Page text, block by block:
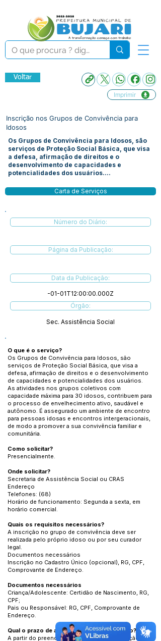
Voltar
Imprimir
Inscrição nos Grupos de Convivência para
Idosos
Os Grupos de Convivência para Idosos, são
serviços de Proteção Social Básica, que visa
a defesa, afirmação de direitos e o
desenvolvimento de capacidades e
potencialidades dos usuários....
Carta de Serviços
Número do Diário:
Página da Publicação:
Data da Publicação:
-01-01T12:00:00.000Z
Órgão:
Sec. Assistência Social
O que é o serviço?
Os Grupos de Convivência para Idosos, são
serviços de Proteção Social Básica, que visa a
defesa, afirmação de direitos e o desenvolvimento
de capacidades e potencialidades dos usuários.
As atividades nos grupos coletivos com
capacidade máxima para 30 idosos, contribuem para
o processo de envelhecimento ativo, saudável e
autônomo. É assegurado um ambiente de encontro
para pessoas idosas e encontros intergeracionais,
de modo a promover a sua convivência familiar e
comunitária.
Como solicitar?
Presencialmente.
Onde solicitar?
Secretaria de Assistência Social ou CRAS
Endereço
Telefones: (68)
Horário de funcionamento: Segunda a sexta, em
horário comercial.
Quais os requisitos necessários?
A inscrição no grupo de convivência deve ser
realizada pelo próprio idoso ou por seu curador
legal.
Documentos necessários
Inscrição no Cadastro Único (opcional), RG, CPF,
Comprovante de Endereço.
Documentos necessários
Criança/Adolescente: Certidão de Nascimento, RG,
CPF;
Pais ou Responsável: RG, CPF, Comprovante de
Endereço.
Qual o prazo de atendimento e/ou execução?
A partir do preenchimento da ficha de inscrição, a